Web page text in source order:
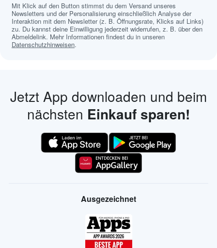
Mit Klick auf den Button stimmst du dem Versand unseres
Newsletters und der Personalisierung einschließlich Analyse der
Interaktion mit dem Newsletter (z. B. Öffnungsrate, Klicks auf Links)
zu. Du kannst deine Einwilligung jederzeit widerrufen, z. B. über den
Abmeldelink. Mehr Informationen findest du in unseren
Datenschutzhinweisen.
Jetzt App downloaden und beim
nächsten Einkauf sparen!
Ausgezeichnet